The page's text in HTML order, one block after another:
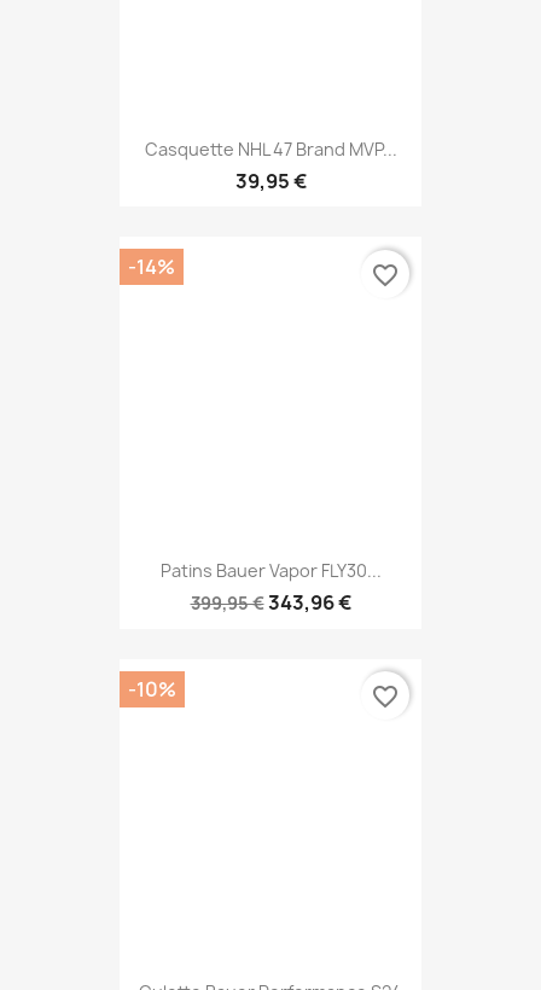
Casquette NHL 47 Brand MVP...
39,95 €
Patins Bauer Vapor FLY30...
399,95 €343,96 €
-14% favorite_border
-10% favorite_border